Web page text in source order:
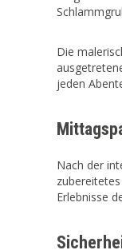
Die
jeden
Nach der
Erlebnisse